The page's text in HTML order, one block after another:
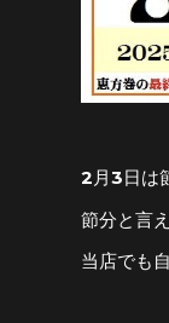
2月3日は
節分と言
当店でも